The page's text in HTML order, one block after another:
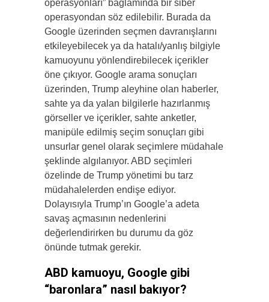
operasyonları” bağlamında bir siber
operasyondan söz edilebilir. Burada da
Google üzerinden seçmen davranışlarını
etkileyebilecek ya da hatalı/yanlış bilgiyle
kamuoyunu yönlendirebilecek içerikler
öne çıkıyor. Google arama sonuçları
üzerinden, Trump aleyhine olan haberler,
sahte ya da yalan bilgilerle hazırlanmış
görseller ve içerikler, sahte anketler,
manipüle edilmiş seçim sonuçları gibi
unsurlar genel olarak seçimlere müdahale
şeklinde algılanıyor. ABD seçimleri
özelinde de Trump yönetimi bu tarz
müdahalelerden endişe ediyor.
Dolayısıyla Trump’ın Google’a adeta
savaş açmasının nedenlerini
değerlendirirken bu durumu da göz
önünde tutmak gerekir.
ABD kamuoyu, Google gibi
“baronlara” nasıl bakıyor?